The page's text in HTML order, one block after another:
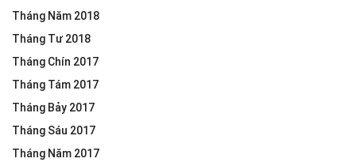
Tháng Năm 2018
Tháng Tư 2018
Tháng Chín 2017
Tháng Tám 2017
Tháng Bảy 2017
Tháng Sáu 2017
Tháng Năm 2017